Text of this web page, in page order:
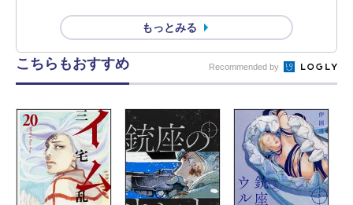
もっとみる
こちらもおすすめ Recommended by